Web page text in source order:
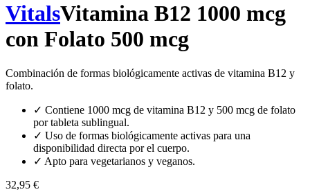
VitalsVitamina B12 1000 mcg
con Folato 500 mcg
Combinación de formas biológicamente activas de vitamina B12 y
folato.
✓ Contiene 1000 mcg de vitamina B12 y 500 mcg de folato
por tableta sublingual.
✓ Uso de formas biológicamente activas para una
disponibilidad directa por el cuerpo.
✓ Apto para vegetarianos y veganos.
32,95 €